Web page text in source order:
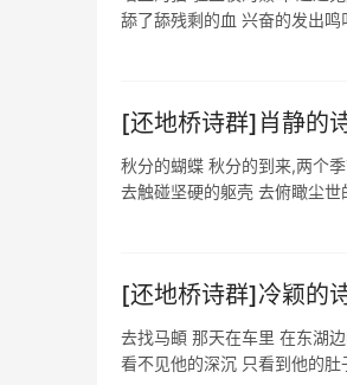
舔了舔残剩的血 兴奋的发出
[还地桥诗群]肖静的
秋分的蝴蝶 秋分的到来,两个
去触碰坚硬的躯壳 去俯瞰尘
[还地桥诗群]冷颖的
去找马頔 那天在车里 在东湖
看不见他的深沉 只看到他的